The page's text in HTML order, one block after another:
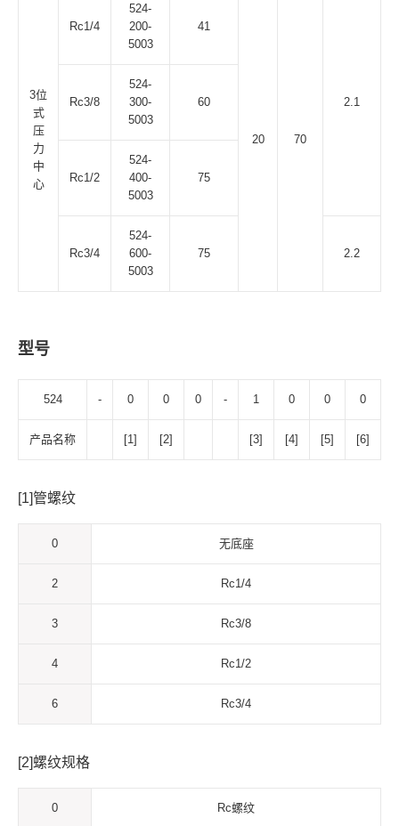
3位
式
压
力
中
心
Rc1/4
524-
200-
5003
41
20 70
2.1
Rc3/8
524-
300-
5003
60
Rc1/2
524-
400-
5003
75
Rc3/4
524-
600-
5003
75 2.2
型号
524 - 0 0 0 - 1 0 0 0
产品名称 [1] [2] [3] [4] [5] [6]
[1]管螺纹
0 无底座
2 Rc1/4
3 Rc3/8
4 Rc1/2
6 Rc3/4
[2]螺纹规格
0 Rc螺纹